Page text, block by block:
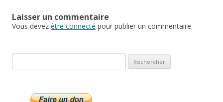
Laisser un commentaire
Vous devez être connecté pour publier un commentaire.
e